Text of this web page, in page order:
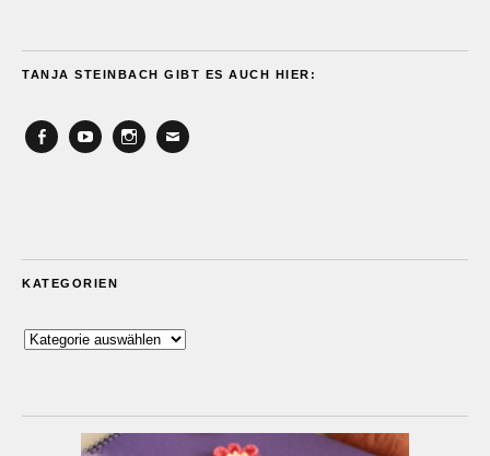
TANJA STEINBACH GIBT ES AUCH HIER:
KATEGORIEN
Kategorien